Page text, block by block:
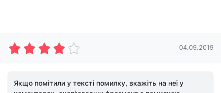
04.09.2019
Якщо помітили у тексті помилку, вкажіть на неї у